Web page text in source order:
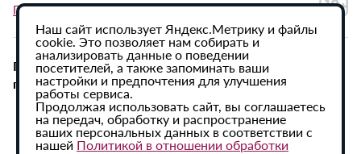
Политика в отношении обработки персональных данных
При использовании материалов сайта активная
гиперссылка на ИА «Регион 64» обязательна.
Наш сайт использует Яндекс.Метрику и файлы
cookie. Это позволяет нам собирать и
анализировать данные о поведении
посетителей, а также запоминать ваши
настройки и предпочтения для улучшения
работы сервиса.
Продолжая использовать сайт, вы соглашаетесь
на передач, обработку и распространение
ваших персональных данных в соответствии с
нашей Политикой в отношении обработки